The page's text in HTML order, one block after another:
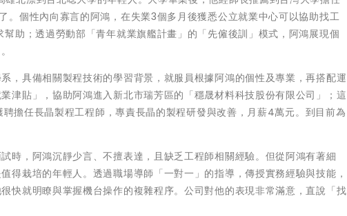
。個性內向寡言的阿鴻，在失業3個多月後獲悉公立就業中心可以協助找工
助；透過勞動部「青年就業旗艦計畫」的「先僱後訓」模式，阿鴻展現個
，具備相關製程技術的學習背景，就服員根據阿鴻的個性及專業，再搭配運
津貼」，協助阿鴻進入新北市瑞芳區的「穩晟材料科技股份有限公司」；這
擔任長晶製程工程師，專責長晶的製程研發與改善，月薪4萬元。到目前為
時，阿鴻沉靜少言、不擅表達，且缺乏工程師相關經驗。但從阿鴻有著細
得栽培的年輕人。透過職場導師「一對一」的指導，傳授實務經驗與技能，
快就明瞭與掌握機台操作的複雜程序。公司對他的表現非常滿意，直說「找